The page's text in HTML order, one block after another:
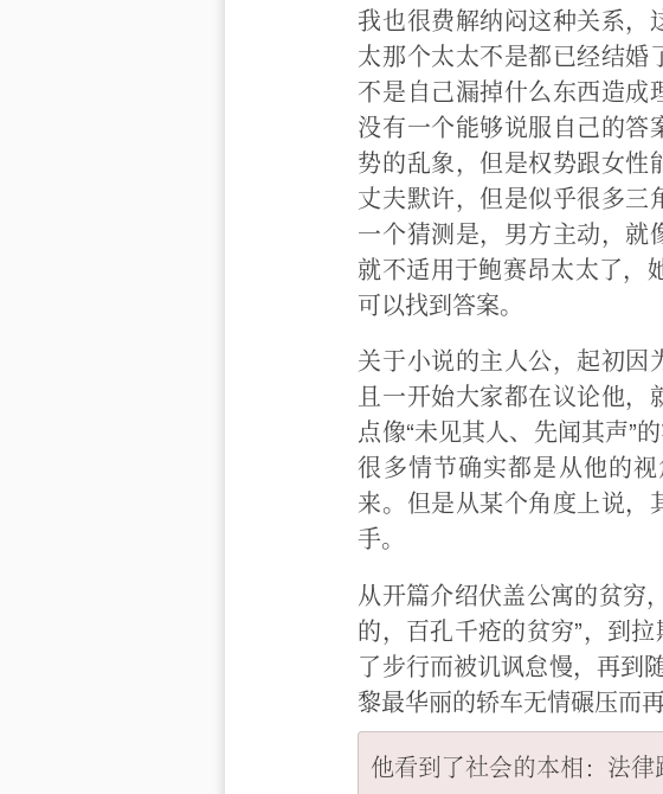
我也很费解纳闷这种关系，
太那个太太不是都已经结婚
不是自己漏掉什么东西造成
没有一个能够说服自己的答
势的乱象，但是权势跟女性
丈夫默许，但是似乎很多
一个猜测是，男方主动，就
就不适用于鲍赛昂太太了，
可以找到答案。
关于小说的主人公，起初因
且一开始大家都在议论他
点像“未见其人、先闻其声”
很多情节确实都是从他的
来。但是从某个角度上说
手。
从开篇介绍伏盖公寓的贫穷
的，百孔千疮的贫穷”，到
了步行而被讥讽怠慢，再到
黎最华丽的轿车无情碾压而